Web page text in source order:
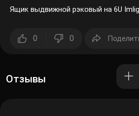
Ящик выдвижной рэковый на 6U
0 0
Отзывы